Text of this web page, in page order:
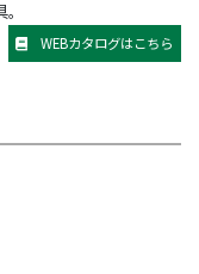
WEBカタログはこちら